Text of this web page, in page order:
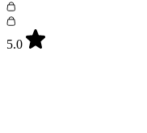
5.0